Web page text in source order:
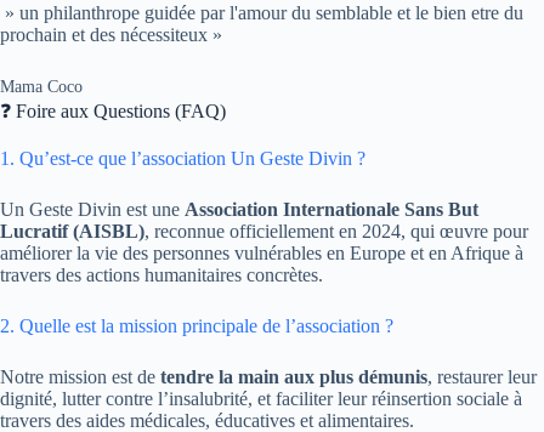
» un philanthrope guidée par l'amour du semblable et le bien etre du
prochain et des nécessiteux »
Mama Coco
❓ Foire aux Questions (FAQ)
1. Qu’est-ce que l’association Un Geste Divin ?
Un Geste Divin est une Association Internationale Sans But
Lucratif (AISBL), reconnue officiellement en 2024, qui œuvre pour
améliorer la vie des personnes vulnérables en Europe et en Afrique à
travers des actions humanitaires concrètes.
2. Quelle est la mission principale de l’association ?
Notre mission est de tendre la main aux plus démunis, restaurer leur
dignité, lutter contre l’insalubrité, et faciliter leur réinsertion sociale à
travers des aides médicales, éducatives et alimentaires.